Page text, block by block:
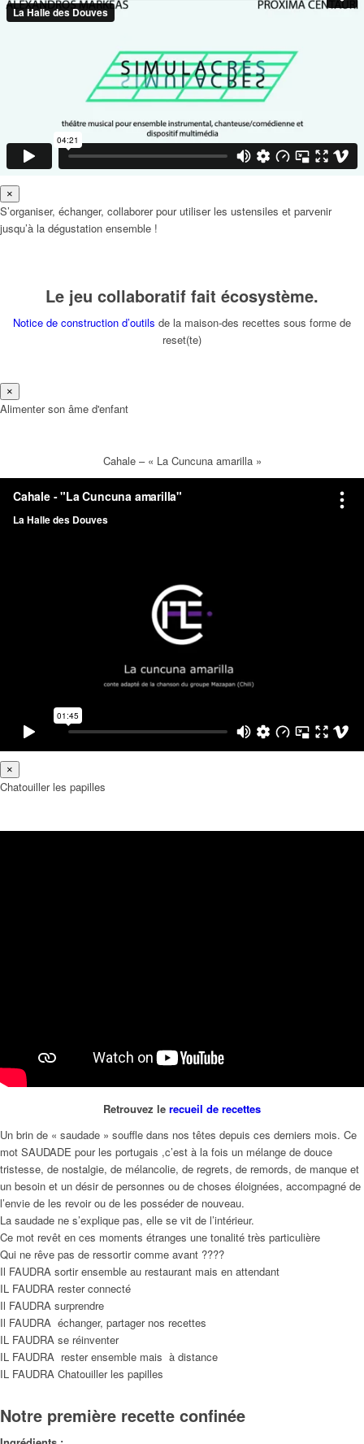
×
S’organiser, échanger, collaborer pour utiliser les ustensiles et parvenir
jusqu’à la dégustation ensemble !
Le jeu collaboratif fait écosystème.
Notice de construction d’outils de la maison-des recettes sous forme de
reset(te)
×
Alimenter son âme d'enfant
Cahale – « La Cuncuna amarilla »
×
Chatouiller les papilles
Retrouvez le recueil de recettes
Un brin de « saudade » souffle dans nos têtes depuis ces derniers mois. Ce
mot SAUDADE pour les portugais ,c’est à la fois un mélange de douce
tristesse, de nostalgie, de mélancolie, de regrets, de remords, de manque et
un besoin et un désir de personnes ou de choses éloignées, accompagné de
l’envie de les revoir ou de les posséder de nouveau.
La saudade ne s’explique pas, elle se vit de l’intérieur.
Ce mot revêt en ces moments étranges une tonalité très particulière
Qui ne rêve pas de ressortir comme avant ????
Il FAUDRA sortir ensemble au restaurant mais en attendant
IL FAUDRA rester connecté
Il FAUDRA surprendre
Il FAUDRA échanger, partager nos recettes
IL FAUDRA se réinventer
IL FAUDRA rester ensemble mais à distance
IL FAUDRA Chatouiller les papilles
Notre première recette confinée